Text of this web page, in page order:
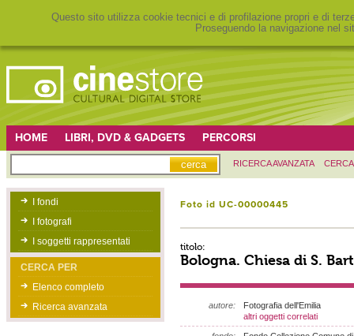
Questo sito utilizza cookie tecnici e di profilazione propri e di
Proseguendo la navigazione nel
HOME LIBRI, DVD & GADGETS PERCORSI
RICERCA AVANZATA
I fondi
I fotografi
I soggetti rappresentati
CERCA PER
Elenco completo
Ricerca avanzata
Foto id UC-00000445
titolo:
Bologna. Chiesa di S.
autore:
Fotografia dell'Emilia
altri oggetti correlati